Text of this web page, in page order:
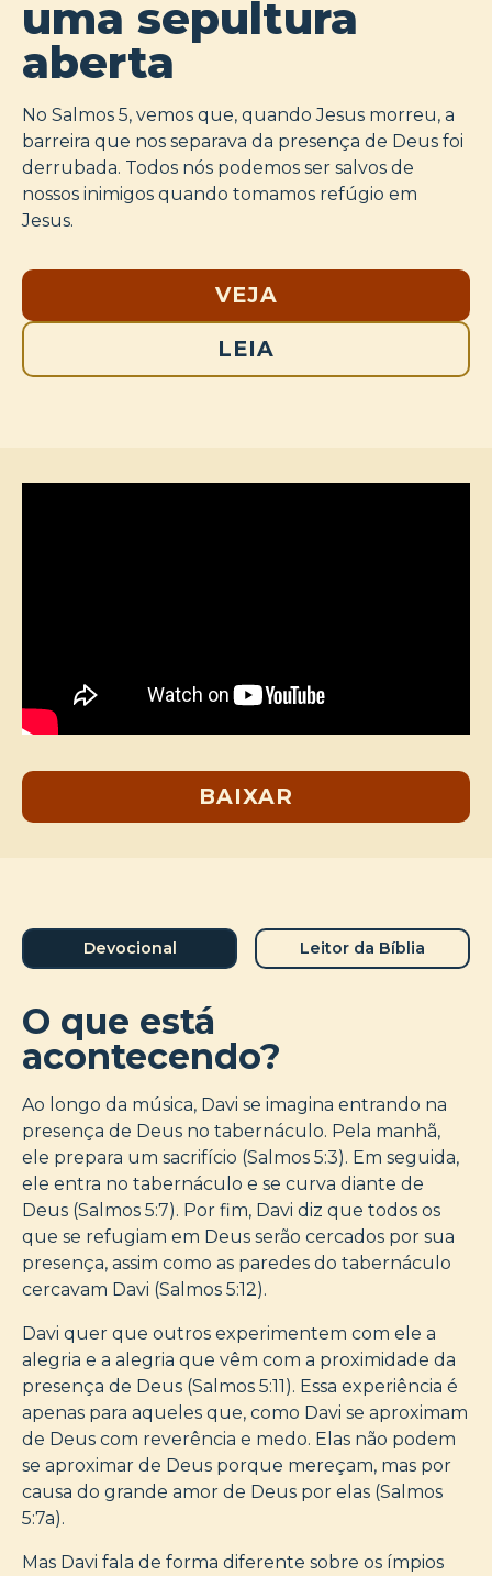
uma sepultura
aberta
No Salmos 5, vemos que, quando Jesus morreu, a
barreira que nos separava da presença de Deus foi
derrubada. Todos nós podemos ser salvos de
nossos inimigos quando tomamos refúgio em
Jesus.
VEJA
LEIA
BAIXAR
Devocional Leitor da Bíblia
O que está
acontecendo?
Ao longo da música, Davi se imagina entrando na
presença de Deus no tabernáculo. Pela manhã,
ele prepara um sacrifício (Salmos 5:3). Em seguida,
ele entra no tabernáculo e se curva diante de
Deus (Salmos 5:7). Por fim, Davi diz que todos os
que se refugiam em Deus serão cercados por sua
presença, assim como as paredes do tabernáculo
cercavam Davi (Salmos 5:12).
Davi quer que outros experimentem com ele a
alegria e a alegria que vêm com a proximidade da
presença de Deus (Salmos 5:11). Essa experiência é
apenas para aqueles que, como Davi se aproximam
de Deus com reverência e medo. Elas não podem
se aproximar de Deus porque mereçam, mas por
causa do grande amor de Deus por elas (Salmos
5:7a).
Mas Davi fala de forma diferente sobre os ímpios